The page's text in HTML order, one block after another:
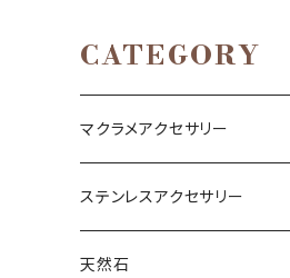
CATEGORY
マクラメアクセサリー
ネックレス
ブレスレット
ステンレスアクセサリー
ネックレス
天然石